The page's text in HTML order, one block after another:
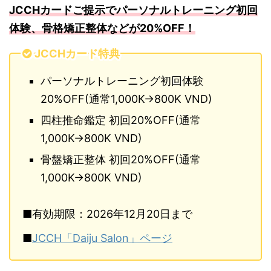
JCCHカードご提示でパーソナルトレーニング初回
体験、骨格矯正整体などが20%OFF！
JCCHカード特典
パーソナルトレーニング初回体験
20%OFF(通常1,000K→800K VND)
四柱推命鑑定 初回20%OFF(通常
1,000K→800K VND)
骨盤矯正整体 初回20%OFF(通常
1,000K→800K VND)
■有効期限：2026年12月20日まで
■JCCH「Daiju Salon」ページ